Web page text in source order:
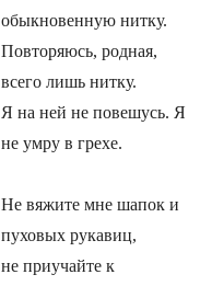
обыкновенную нитку.
Повторяюсь, родная,
всего лишь нитку.
Я на ней не повешусь. Я
не умру в грехе.
Не вяжите мне шапок и
пуховых рукавиц,
не приучайте к